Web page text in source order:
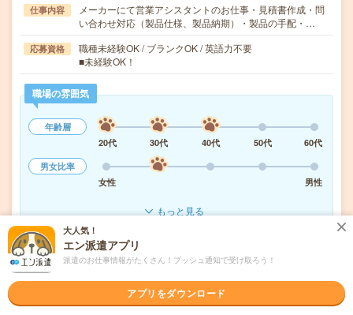
仕事内容
メーカーにて営業アシスタントのお仕事・見積書作成・問
い合わせ対応（製品仕様、製品納期）・製品の手配・…
応募資格
職種未経験OK / ブランクOK / 英語力不要
■未経験OK！
職場の雰囲気
年齢層
20代
30代 40代 50代
60代
男女比率
女性
男性
もっと見る
気になる! 応募へ進む 詳しく見る
派遣会社 株式会社リクルートスタッフィング
大人気！
エン派遣アプリ
派遣のお仕事情報がたくさん！プッシュ通知で受け取ろう！
アプリをダウンロード